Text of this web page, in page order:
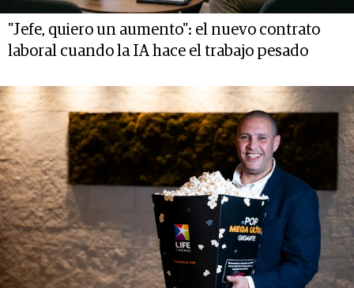
"Jefe, quiero un aumento": el nuevo contrato
laboral cuando la IA hace el trabajo pesado